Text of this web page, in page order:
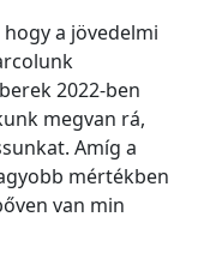
a jövedelmi
2022-ben
megvan rá,
Amíg a
mértékben
van min